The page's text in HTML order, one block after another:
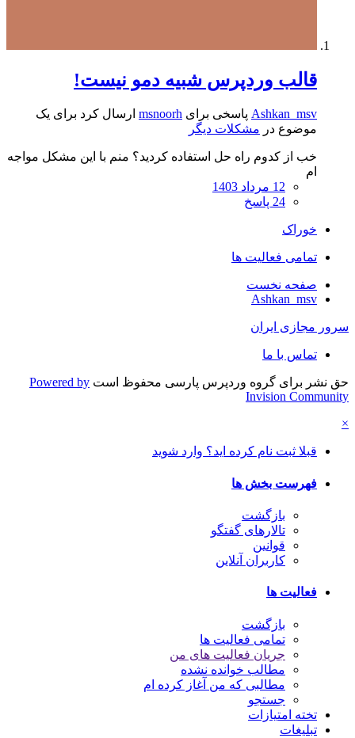
قالب وردپرس شبیه دمو نیست!
Ashkan_msv پاسخی برای msnoorh ارسال کرد برای یک
موضوع در مشکلات دیگر
خب از کدوم راه حل استفاده کردید؟ منم با این مشکل مواجه
ام
12 مرداد 1403
24 پاسخ
خوراک
تمامی فعالیت ها
صفحه نخست
Ashkan_msv
سرور مجازی ایران
تماس با ما
حق نشر برای گروه وردپرس پارسی محفوظ است Powered by
Invision Community
×
قبلا ثبت نام کرده اید؟ وارد شوید
فهرست بخش ها
بازگشت
تالارهای گفتگو
قوانین
کاربران آنلاین
فعالیت ها
بازگشت
تمامی فعالیت ها
جریان فعالیت های من
مطالب خوانده نشده
مطالبی که من آغاز کرده ام
جستجو
تخته امتیازات
تبلیغات